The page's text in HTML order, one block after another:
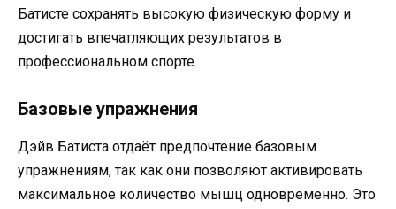
Батисте сохранять высокую физическую форму и
достигать впечатляющих результатов в
профессиональном спорте.
Базовые упражнения
Дэйв Батиста отдаёт предпочтение базовым
упражнениям, так как они позволяют активировать
максимальное количество мышц одновременно. Это